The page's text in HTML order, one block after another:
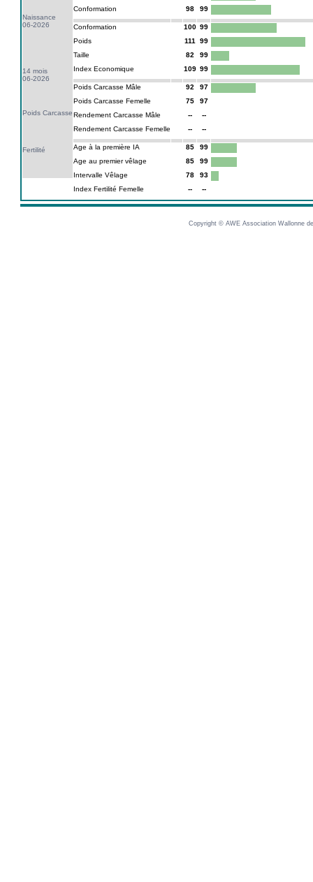
Naissance
06-2026
14 mois
06-2026
Poids Carcasse
Fertilité
Conformation
98 99
Conformation 100 99
Poids
111
99
Taille
82
99
Index Economique
109 99
Poids Carcasse Mâle 92
97
Poids Carcasse Femelle
75
97
Rendement Carcasse Mâle
--
--
Rendement Carcasse Femelle
-- --
Age à la première IA 85
99
Age au premier vêlage
85
99
Intervalle Vêlage
78
93
Index Fertilité Femelle
-- --
Copyright © AWE Association Wallonne